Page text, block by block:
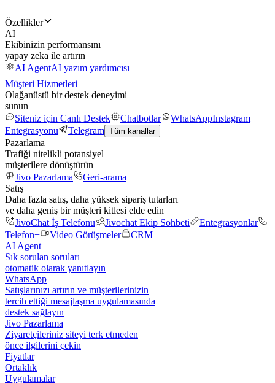
Özellikler
AI
Ekibinizin performansını
yapay zeka ile artırın
AI AgentAI yazım yardımcısı
Müşteri Hizmetleri
Olağanüstü bir destek deneyimi
sunun
Siteniz için Canlı Destek
Chatbotlar WhatsAppInstagram
Entegrasyonu
Telegram Tüm kanallar
Pazarlama
Trafiği nitelikli potansiyel
müşterilere dönüştürün
Jivo Pazarlama
Geri-arama
Satış
Daha fazla satış, daha yüksek sipariş tutarları
ve daha geniş bir müşteri kitlesi elde edin
JivoChat İş Telefonu
Jivochat Ekip Sohbeti
Entegrasyonlar
Telefon+
Video Görüşmeler
CRM
AI Agent
Sık sorulan soruları
otomatik olarak yanıtlayın
WhatsApp
Satışlarınızı artırın ve müşterilerinizin
tercih ettiği mesajlaşma uygulamasında
destek sağlayın
Jivo Pazarlama
Ziyaretçileriniz siteyi terk etmeden
önce ilgilerini çekin
Fiyatlar
Ortaklık
Uygulamalar